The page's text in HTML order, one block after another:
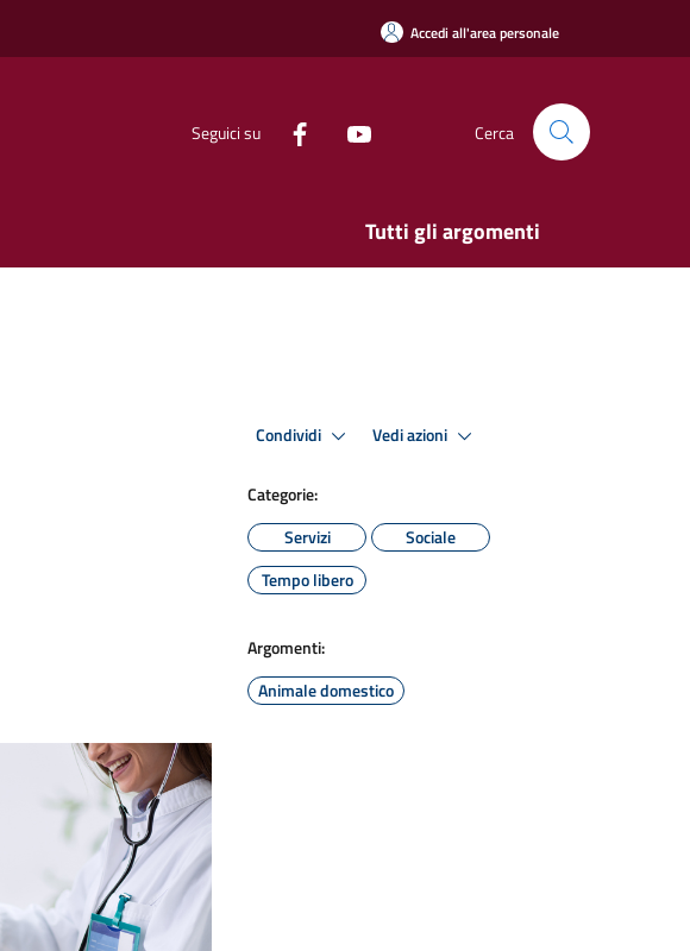
Accedi all'area personale
Seguici su Cerca
Tutti gli argomenti
Condividi Vedi azioni
Categorie:
Servizi
Sociale
Tempo libero
Argomenti:
Animale domestico